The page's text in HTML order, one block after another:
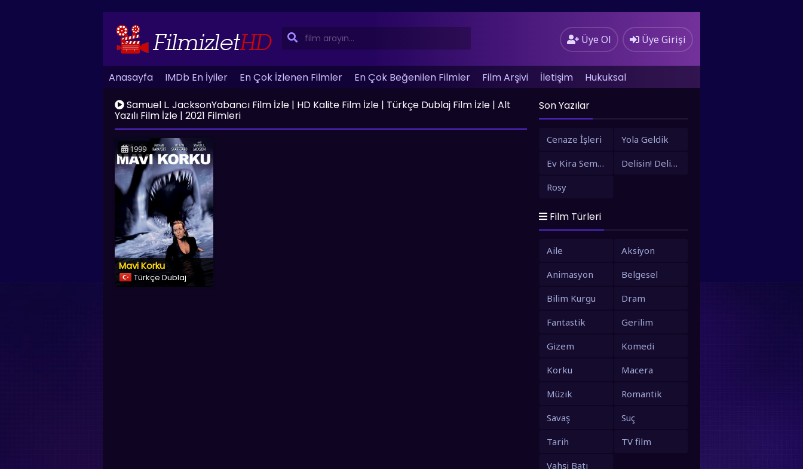
Üye Ol Üye Girişi
Anasayfa IMDb En İyiler En Çok İzlenen Filmler En Çok Beğenilen Filmler Film Arşivi İletişim
Hukuksal
Samuel L. JacksonYabancı Film İzle | HD Kalite Film İzle | Türkçe Dublaj Film İzle | Alt
Yazılı Film İzle | 2021 Filmleri
1999
Mavi Korku
Türkçe Dublaj
Son Yazılar
Cenaze İşleri
Yola Geldik
Ev Kira Semt Bizim
Delisin! Delisin!
Rosy
Film Türleri
Aile
Aksiyon
Animasyon
Belgesel
Bilim Kurgu
Dram
Fantastik
Gerilim
Gizem
Komedi
Korku
Macera
Müzik
Romantik
Savaş
Suç
Tarih
TV film
Vahşi Batı